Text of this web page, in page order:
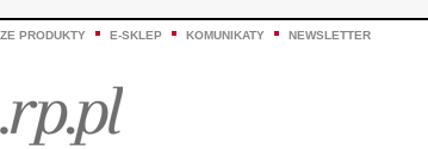
PRODUKTY E-SKLEP KOMUNIKATY NEWSLETTER